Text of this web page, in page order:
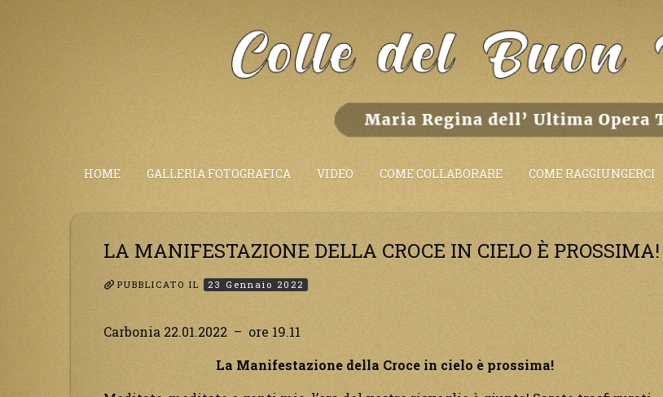
HOME GALLERIA FOTOGRAFICA VIDEO COME COLLABORARE COME RAGGIUNGERCI
LA MANIFESTAZIONE DELLA CROCE IN CIELO È PROSSIMA!
PUBBLICATO IL 23 Gennaio 2022
Carbonia 22.01.2022 – ore 19.11
La Manifestazione della Croce in cielo è prossima!